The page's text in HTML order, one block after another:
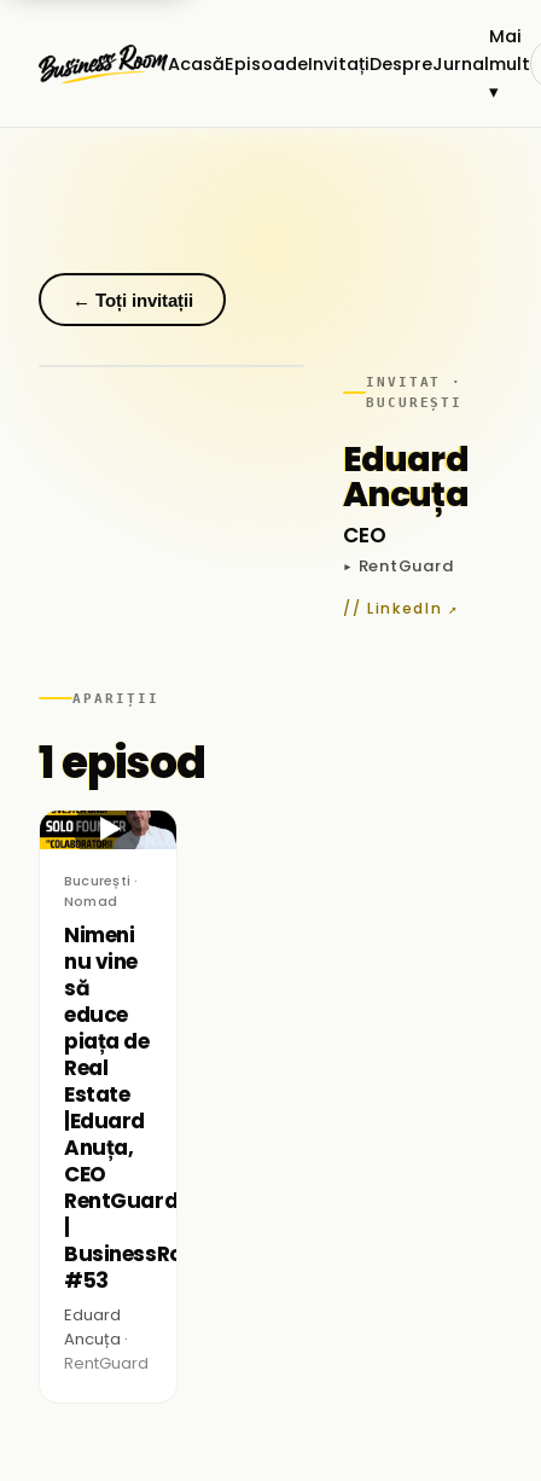
AcasăEpisoadeInvitațiDespreJurnal
Mai
mult
▾
← Toți invitații
INVITAT ·
BUCUREȘTI
Eduard
Ancuța
CEO
▸ RentGuard
// LinkedIn ↗
APARIȚII
1 episod
▶
București ·
Nomad
Nimeni
nu vine
să
educe
piața de
Real
Estate
|Eduard
Anuța,
CEO
RentGuard
BusinessRoomPodcast
#53
Eduard
Ancuța ·
RentGuard